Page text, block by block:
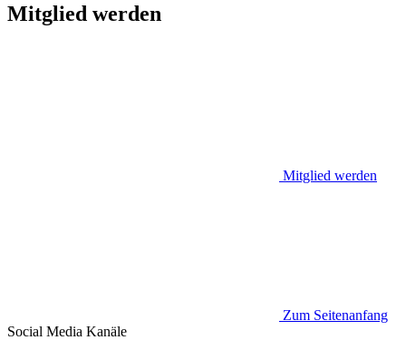
Mitglied werden
Mitglied werden
Zum Seitenanfang
Social Media Kanäle